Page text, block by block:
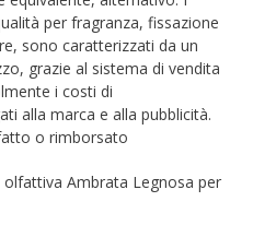
per fragranza, fissazione
sono caratterizzati da un
grazie al sistema di vendita
i costi di
alla marca e alla pubblicità.
o rimborsato
Ambrata Legnosa per